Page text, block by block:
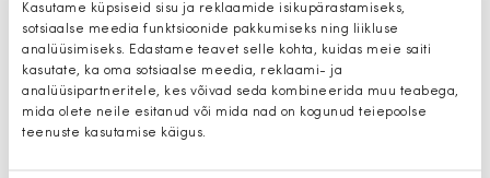
Kasutame küpsiseid sisu ja reklaamide isikupärastamiseks,
sotsiaalse meedia funktsioonide pakkumiseks ning liikluse
analüüsimiseks. Edastame teavet selle kohta, kuidas meie saiti
kasutate, ka oma sotsiaalse meedia, reklaami- ja
analüüsipartneritele, kes võivad seda kombineerida muu teabega,
mida olete neile esitanud või mida nad on kogunud teiepoolse
teenuste kasutamise käigus.